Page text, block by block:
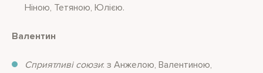
Ніною, Тетяною, Юлією.
Валентин
Сприятливі союзи: з Анжелою, Валентиною,